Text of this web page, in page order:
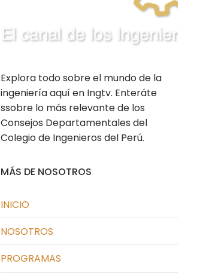
Explora todo sobre el mundo de la
ingeniería aquí en Ingtv. Enteráte
ssobre lo más relevante de los
Consejos Departamentales del
Colegio de Ingenieros del Perú.
MÁS DE NOSOTROS
INICIO
NOSOTROS
PROGRAMAS